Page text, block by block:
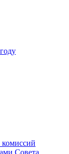
комиссий